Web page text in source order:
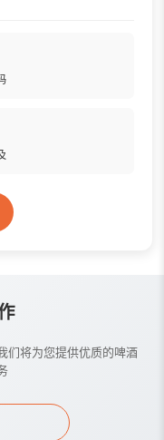
们将为您提供优质的啤酒